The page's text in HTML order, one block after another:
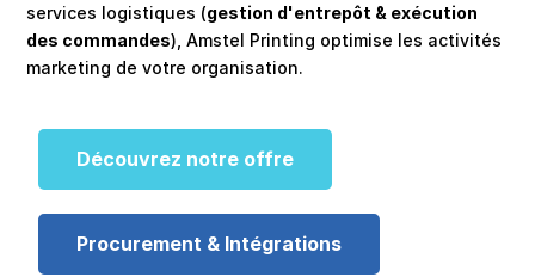
services logistiques (gestion d'entrepôt & exécution
des commandes), Amstel Printing optimise les activités
marketing de votre organisation.
Découvrez notre offre
Procurement & Intégrations